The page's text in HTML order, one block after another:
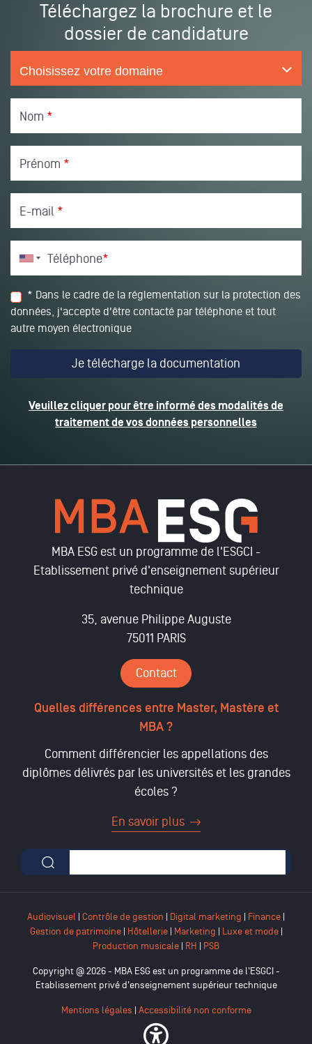
Téléchargez la brochure et le
dossier de candidature
Nom *
Prénom *
E-mail *
Téléphone*
* Dans le cadre de la réglementation sur la protection des
données, j'accepte d'être contacté par téléphone et tout
autre moyen électronique
Veuillez cliquer pour être informé des modalités de
traitement de vos données personnelles
MBA ESG est un programme de l'ESGCI -
Etablissement privé d'enseignement supérieur
technique
35, avenue Philippe Auguste
75011 PARIS
Contact
Quelles différences entre Master, Mastère et
MBA ?
Comment différencier les appellations des
diplômes délivrés par les universités et les grandes
écoles ?
En savoir plus
Formulaire de recherche
Audiovisuel Contrôle de gestion Digital marketing Finance
Gestion de patrimoine| Hôtellerie| Marketing Luxe et mode|
Production musicale RH PSB
Copyright @ 2026 - MBA ESG est un programme de l'ESGCI -
Etablissement privé d'enseignement supérieur technique
Mentions légales Accessibilité non conforme